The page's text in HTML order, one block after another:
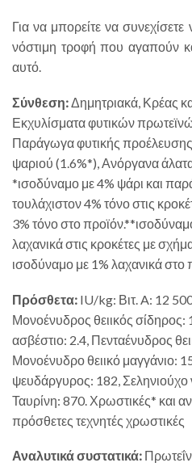
Για να μπορείτε να συνεχίσετε
νόστιμη τροφή που αγαπούν
αυτό.
Σύνθεση:Δημητριακά, Κρέας
Εκχυλίσματα φυτικών
Παράγωγα φυτικής
ψαριού (1.6%*), Ανόργανα
*ισοδύναμο με 4% ψάρι και
τουλάχιστον 4% τόνο στις
3% τόνο στο
λαχανικά στις κροκέτες με
ισοδύναμο με 1% λαχανικά στο
Πρόσθετα: IU/kg: Βιτ. A: 12
Μονοένυδρος θειικός
ασβέστιο: 2.4, Πενταένυδρος
Μονοένυδρο θειικό μαγγάνιο:
ψευδάργυρος: 182, Σεληνιούχο
Ταυρίνη: 870. Χρωστικές* και
πρόσθετες τεχνητές χρωστικές
Αναλυτικά συστατικά: